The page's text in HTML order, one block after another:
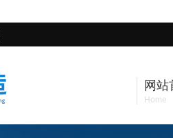
网站
Home